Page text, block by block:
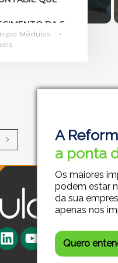
A
a ponta
Os maiores
podem estar
da sua
apenas nos
Quero
Grupo Módulos